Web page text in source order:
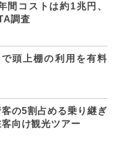
間コストは約1兆円、
調査
頭上棚の利用を有料
の5割占める乗り継ぎ
向け観光ツアー